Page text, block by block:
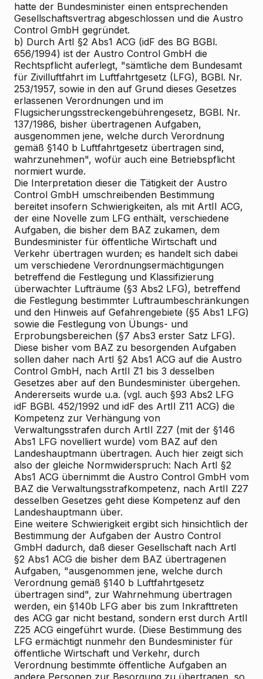
hatte der Bundesminister einen entsprechenden
Gesellschaftsvertrag abgeschlossen und die Austro
Control GmbH gegründet.
b) Durch ArtI §2 Abs1 ACG (idF des BG BGBl.
656/1994) ist der Austro Control GmbH die
Rechtspflicht auferlegt, "sämtliche dem Bundesamt
für Zivilluftfahrt im Luftfahrtgesetz (LFG), BGBl. Nr.
253/1957, sowie in den auf Grund dieses Gesetzes
erlassenen Verordnungen und im
Flugsicherungsstreckengebührengesetz, BGBl. Nr.
137/1986, bisher übertragenen Aufgaben,
ausgenommen jene, welche durch Verordnung
gemäß §140 b Luftfahrtgesetz übertragen sind,
wahrzunehmen", wofür auch eine Betriebspflicht
normiert wurde.
Die Interpretation dieser die Tätigkeit der Austro
Control GmbH umschreibenden Bestimmung
bereitet insofern Schwierigkeiten, als mit ArtII ACG,
der eine Novelle zum LFG enthält, verschiedene
Aufgaben, die bisher dem BAZ zukamen, dem
Bundesminister für öffentliche Wirtschaft und
Verkehr übertragen wurden; es handelt sich dabei
um verschiedene Verordnungsermächtigungen
betreffend die Festlegung und Klassifizierung
überwachter Lufträume (§3 Abs2 LFG), betreffend
die Festlegung bestimmter Luftraumbeschränkungen
und den Hinweis auf Gefahrengebiete (§5 Abs1 LFG)
sowie die Festlegung von Übungs- und
Erprobungsbereichen (§7 Abs3 erster Satz LFG).
Diese bisher vom BAZ zu besorgenden Aufgaben
sollen daher nach ArtI §2 Abs1 ACG auf die Austro
Control GmbH, nach ArtII Z1 bis 3 desselben
Gesetzes aber auf den Bundesminister übergehen.
Andererseits wurde u.a. (vgl. auch §93 Abs2 LFG
idF BGBl. 452/1992 und idF des ArtII Z11 ACG) die
Kompetenz zur Verhängung von
Verwaltungsstrafen durch ArtII Z27 (mit der §146
Abs1 LFG novelliert wurde) vom BAZ auf den
Landeshauptmann übertragen. Auch hier zeigt sich
also der gleiche Normwiderspruch: Nach ArtI §2
Abs1 ACG übernimmt die Austro Control GmbH vom
BAZ die Verwaltungsstrafkompetenz, nach ArtII Z27
desselben Gesetzes geht diese Kompetenz auf den
Landeshauptmann über.
Eine weitere Schwierigkeit ergibt sich hinsichtlich der
Bestimmung der Aufgaben der Austro Control
GmbH dadurch, daß dieser Gesellschaft nach ArtI
§2 Abs1 ACG die bisher dem BAZ übertragenen
Aufgaben, "ausgenommen jene, welche durch
Verordnung gemäß §140 b Luftfahrtgesetz
übertragen sind", zur Wahrnehmung übertragen
werden, ein §140b LFG aber bis zum Inkrafttreten
des ACG gar nicht bestand, sondern erst durch ArtII
Z25 ACG eingeführt wurde. (Diese Bestimmung des
LFG ermächtigt nunmehr den Bundesminister für
öffentliche Wirtschaft und Verkehr, durch
Verordnung bestimmte öffentliche Aufgaben an
andere Personen zur Besorgung zu übertragen, so